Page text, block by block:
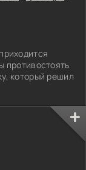
противостоять
который решил